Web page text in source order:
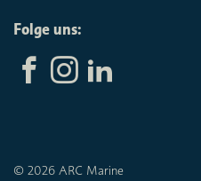
Folge uns:
© 2026 ARC Marine